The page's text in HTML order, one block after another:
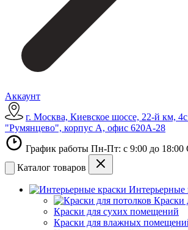
Аккаунт
г. Москва, Киевское шоссе, 22-й км,
"Румянцево", корпус А, офис 620А-28
График работы Пн-Пт: с 9:00 до
Каталог товаров
Интерьерные
Краски
Краски для сухих помещений
Краски для влажных